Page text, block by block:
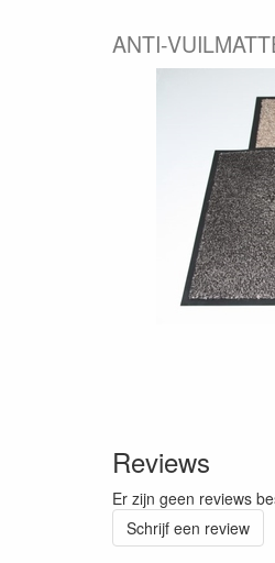
ANTI-
Reviews
Er zijn geen reviews
Schrijf een review